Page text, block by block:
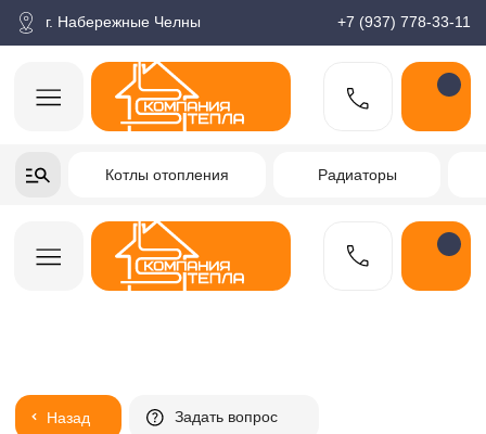
г. Набережные Челны
Котлы отопления Радиаторы Водонагреватели
+7-937-778-33-11